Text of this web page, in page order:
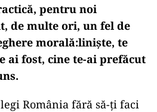
pentru noi
de multe ori, un fel de
morală:liniște, te
ai fost, cine te-ai prefăcut
România fără să-ți faci